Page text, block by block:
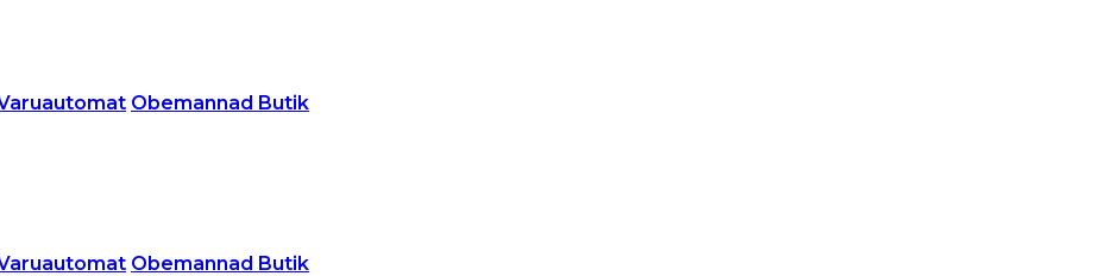
Obemannad Butik
Obemannad Butik